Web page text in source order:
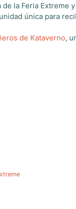
la Feria
única para
de Kataverno,